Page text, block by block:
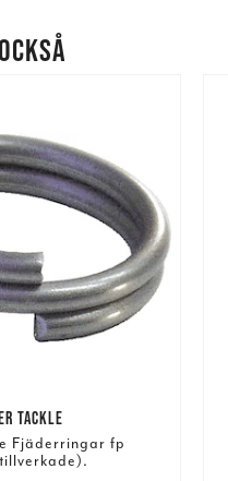
TACKLE
Fjäderringar fp